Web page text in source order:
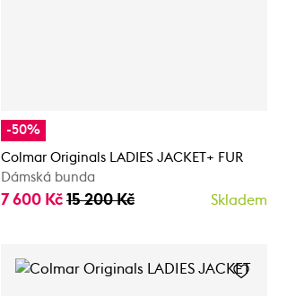
-50%
Colmar Originals LADIES JACKET+ FUR
Dámská bunda
7 600 Kč 15 200 Kč Skladem